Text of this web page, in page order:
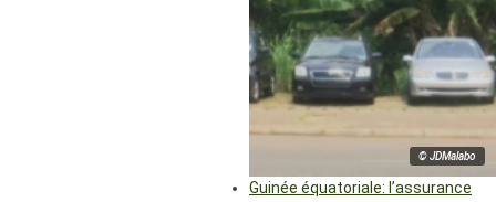
© JDMalabo
Guinée équatoriale: l’assurance